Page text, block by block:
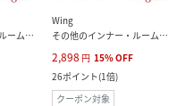
その他のインナー・ルームウェア
Wing
その他のインナー・ルームウェア
2,898 円 15%OFF
26ポイント(1倍)
クーポン対象